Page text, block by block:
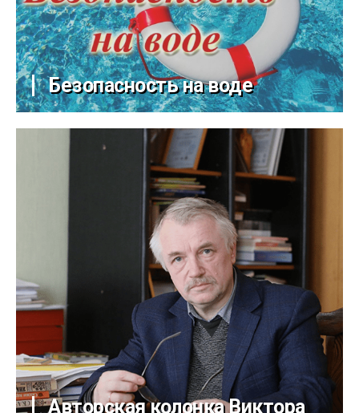
Безопасность на воде
Авторская колонка Виктора